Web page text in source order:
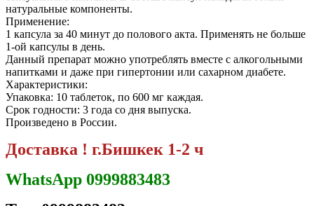
натуральные компоненты.
Применение:
1 капсула за 40 минут до полового акта. Применять не больше
1-ой капсулы в день.
Данный препарат можно употреблять вместе с алкогольными
напитками и даже при гипертонии или сахарном диабете.
Характеристики:
Упаковка: 10 таблеток, по 600 мг каждая.
Срок годности: 3 года со дня выпуска.
Произведено в России.
Доставка ! г.Бишкек 1-2 ч
WhatsApp 0999883483